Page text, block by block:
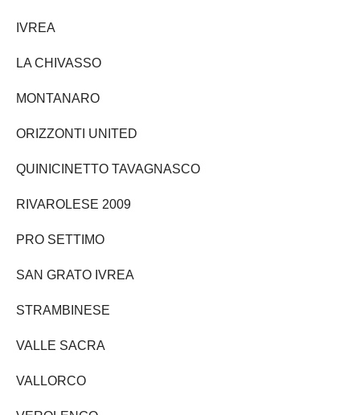
IVREA
LA CHIVASSO
MONTANARO
ORIZZONTI UNITED
QUINICINETTO TAVAGNASCO
RIVAROLESE 2009
PRO SETTIMO
SAN GRATO IVREA
STRAMBINESE
VALLE SACRA
VALLORCO